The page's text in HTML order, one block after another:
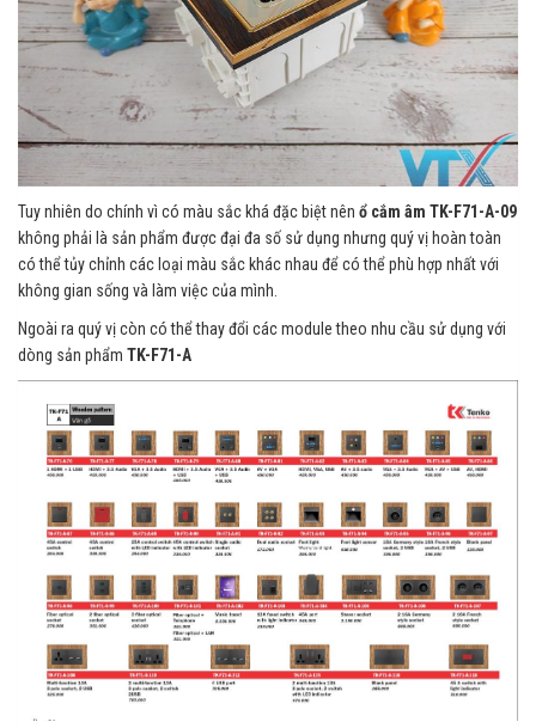
Tuy nhiên do chính vì có màu sắc khá đặc biệt nên ổ cắm âm TK-F71-A-09
không phải là sản phẩm được đại đa số sử dụng nhưng quý vị hoàn toàn
có thể tủy chỉnh các loại màu sắc khác nhau để có thể phù hợp nhất với
không gian sống và làm việc của mình.
Ngoài ra quý vị còn có thể thay đổi các module theo nhu cầu sử dụng với
dòng sản phẩm TK-F71-A